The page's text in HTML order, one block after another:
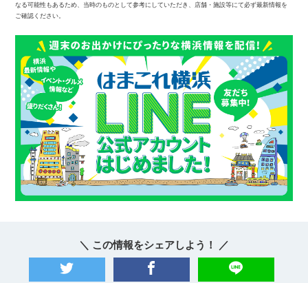
なる可能性もあるため、当時のものとして参考にしていただき、店舗・施設等にて必ず最新情報を
ご確認ください。
＼ この情報をシェアしよう！ ／